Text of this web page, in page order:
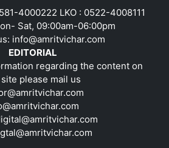
4000222 LKO : 0522-4008111
Sat, 09:00am-06:00pm
info@amritvichar.com
EDITORIAL
regarding the content on
please mail us